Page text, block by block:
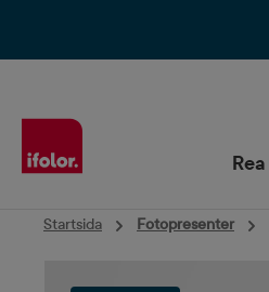
Rea
Startsida Fotopresenter